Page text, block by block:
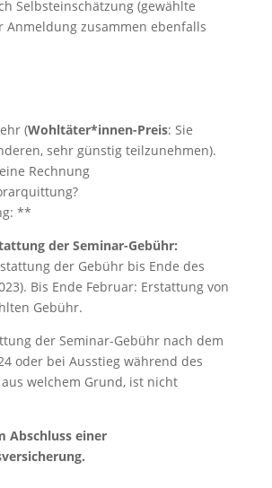
Selbsteinschätzung (gewählte
Anmeldung zusammen ebenfalls
(Wohltäter*innen-Preis: Sie
sehr günstig teilzunehmen).
Rechnung
**
der Seminar-Gebühr:
der Gebühr bis Ende des
Bis Ende Februar: Erstattung von
Gebühr.
der Seminar-Gebühr nach dem
oder bei Ausstieg während des
welchem Grund, ist nicht
Abschluss einer